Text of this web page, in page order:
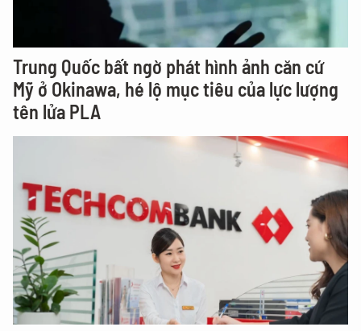
Trung Quốc bất ngờ phát hình ảnh căn cứ
Mỹ ở Okinawa, hé lộ mục tiêu của lực lượng
tên lửa PLA